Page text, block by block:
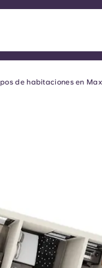
era
la innovación,
de habitaciones en